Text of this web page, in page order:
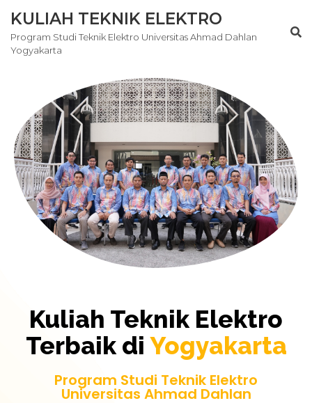
KULIAH TEKNIK ELEKTRO
Program Studi Teknik Elektro Universitas Ahmad Dahlan
Yogyakarta
Kuliah Teknik Elektro
Terbaik di Yogyakarta
Program Studi Teknik Elektro
Universitas Ahmad Dahlan